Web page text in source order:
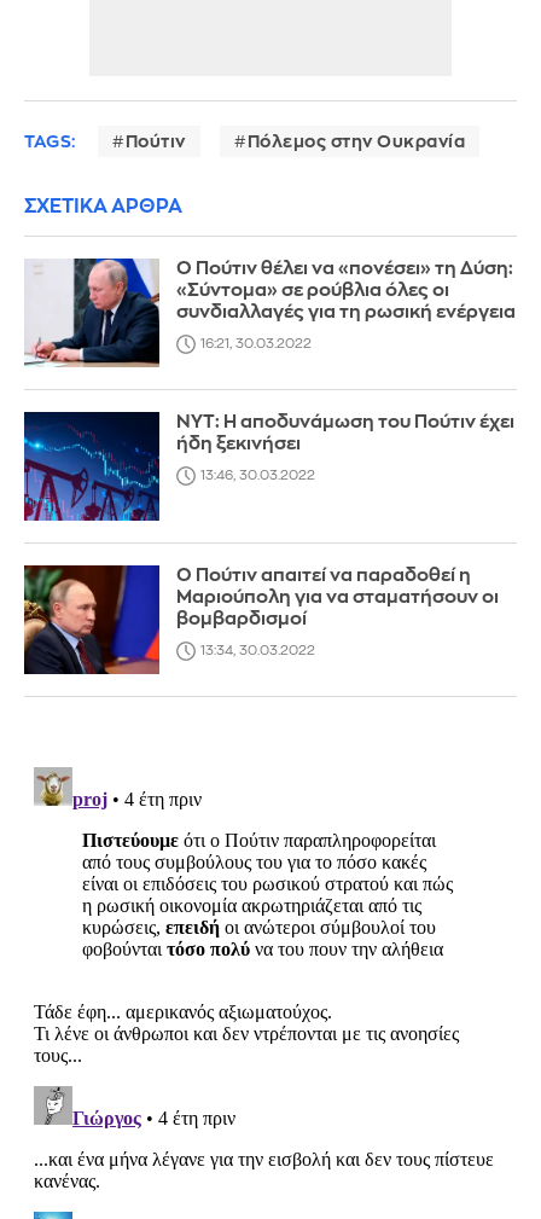
TAGS: Πούτιν Πόλεμος στην Ουκρανία
ΣΧΕΤΙΚΑ ΑΡΘΡΑ
Ο Πούτιν θέλει να «πονέσει» τη Δύση:
«Σύντομα» σε ρούβλια όλες οι
συνδιαλλαγές για τη ρωσική ενέργεια
16:21, 30.03.2022
NYT: Η αποδυνάμωση του Πούτιν έχει
ήδη ξεκινήσει
13:46, 30.03.2022
Ο Πούτιν απαιτεί να παραδοθεί η
Μαριούπολη για να σταματήσουν οι
βομβαρδισμοί
13:34, 30.03.2022